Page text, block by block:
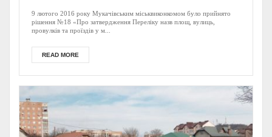
9 лютого 2016 року Мукачівським міськвиконкомом було прийнято
рішення №18 «Про затвердження Переліку назв площ, вулиць,
провулків та проїздів у м...
READ MORE